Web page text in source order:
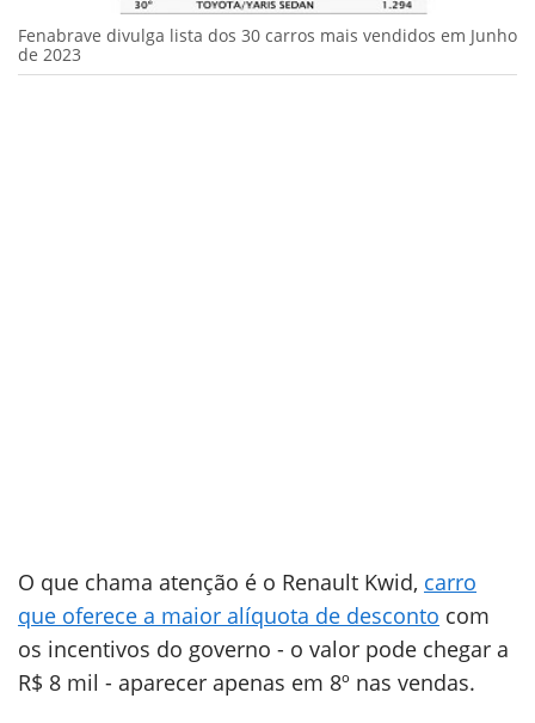
Fenabrave divulga lista dos 30 carros mais vendidos em Junho
de 2023
O que chama atenção é o Renault Kwid, carro
que oferece a maior alíquota de desconto com
os incentivos do governo - o valor pode chegar a
R$ 8 mil - aparecer apenas em 8º nas vendas.